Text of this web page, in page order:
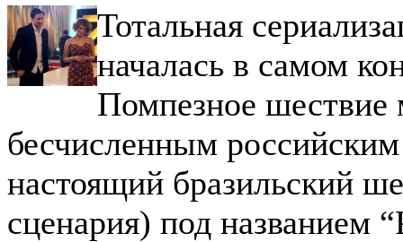
Тотальная
началась в самом
Помпезное
бесчисленным
настоящий бразильский
сценария) под названием